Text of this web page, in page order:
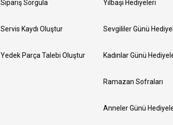
Sipariş Sorgula
Servis Kaydı Oluştur
Yedek Parça Talebi Oluştur
Yılbaşı Hediyeleri
Sevgililer Günü
Kadınlar Günü
Ramazan Sofraları
Anneler Günü